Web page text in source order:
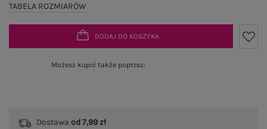
TABELA ROZMIARÓW
DODAJ DO KOSZYKA
Możesz kupić także poprzez:
Dostawa od 7,99 zł